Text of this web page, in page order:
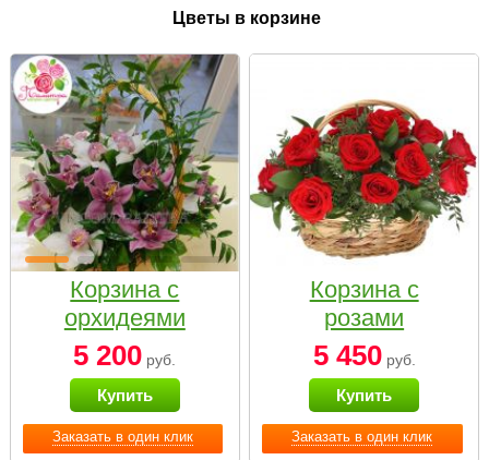
Цветы в корзине
Заказать в один клик
Корзина с
орхидеями
малая
5 200 руб.
Купить
Заказать в один клик
Корзина с
розами
«Красный
Париж»
5 450руб.
Купить